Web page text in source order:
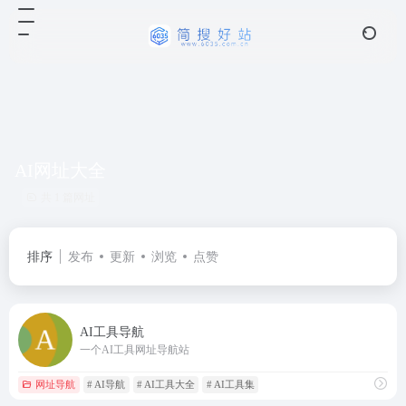
排序 发布 更新 浏览 点赞
AI工具导航
一个AI工具网址导航站
网址导航 # AI导航 # AI工具大全 # AI工具集